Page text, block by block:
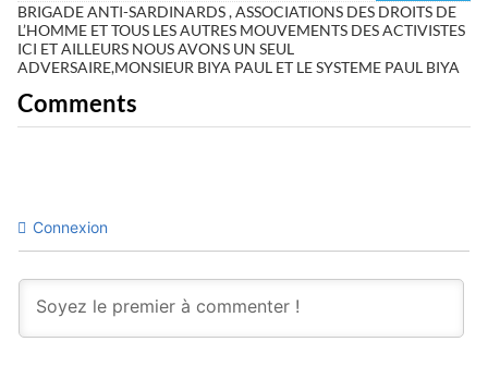
BRIGADE ANTI-SARDINARDS , ASSOCIATIONS DES DROITS DE
L’HOMME ET TOUS LES AUTRES MOUVEMENTS DES ACTIVISTES
ICI ET AILLEURS NOUS AVONS UN SEUL
ADVERSAIRE,MONSIEUR BIYA PAUL ET LE SYSTEME PAUL BIYA
Comments
Connexion